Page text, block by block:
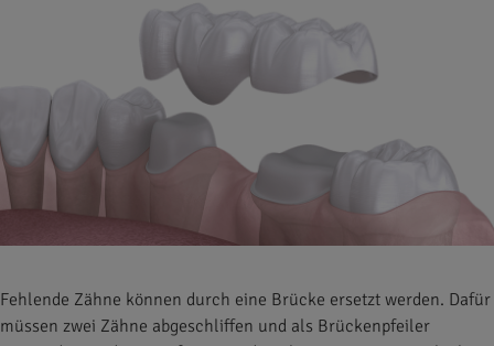
Fehlende Zähne können durch eine Brücke ersetzt werden. Dafür
müssen zwei Zähne abgeschliffen und als Brückenpfeiler